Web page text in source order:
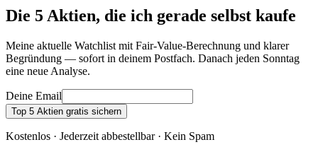
Die 5 Aktien, die ich gerade selbst kaufe
Meine aktuelle Watchlist mit Fair-Value-Berechnung und klarer
Begründung — sofort in deinem Postfach. Danach jeden Sonntag
eine neue Analyse.
Deine Email
Top 5 Aktien gratis sichern
Kostenlos · Jederzeit abbestellbar · Kein Spam